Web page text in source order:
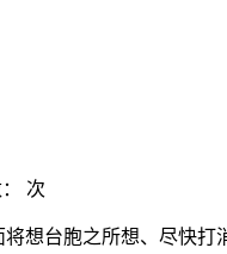
次
台胞之所想、尽快打